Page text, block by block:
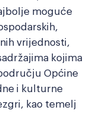
moguće
vrijednosti,
kojima
Općine
i kulturne
kao temelj